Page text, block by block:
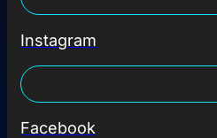
Instagram
Facebook